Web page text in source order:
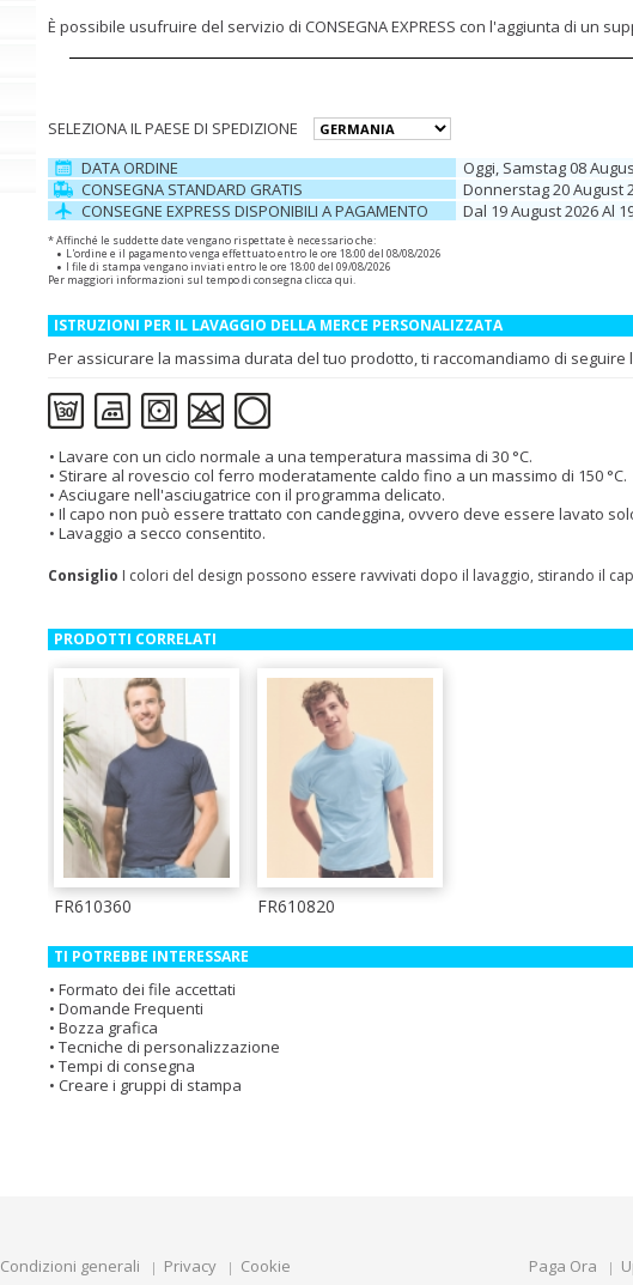
È possibile usufruire del servizio di CONSEGNA EXPRESS con l'aggiunta di un
SELEZIONA IL PAESE DI SPEDIZIONE
DATA ORDINE
Oggi, Samstag 08
CONSEGNA STANDARD GRATIS
Donnerstag 20 August
CONSEGNE EXPRESS DISPONIBILI A PAGAMENTO
Dal 19 August 2026 Al
* Affinché le suddette date vengano rispettate è necessario che:
L'ordine e il pagamento venga effettuato entro le ore 18:00 del 08/08/2026
I file di stampa vengano inviati entro le ore 18:00 del 09/08/2026
Per maggiori informazioni sul tempo di consegna clicca qui.
ISTRUZIONI PER IL LAVAGGIO DELLA MERCE PERSONALIZZATA
Per assicurare la massima durata del tuo prodotto, ti raccomandiamo di seguire
Lavare con un ciclo normale a una temperatura massima di 30 °C.
Stirare al rovescio col ferro moderatamente caldo fino a un massimo di 150 °C.
Asciugare nell'asciugatrice con il programma delicato.
Il capo non può essere trattato con candeggina, ovvero deve essere lavato
Lavaggio a secco consentito.
Consiglio I colori del design possono essere ravvivati dopo il lavaggio, stirando il
PRODOTTI CORRELATI
FR610360 FR610820
TI POTREBBE INTERESSARE
Formato dei file accettati
Domande Frequenti
Bozza grafica
Tecniche di personalizzazione
Tempi di consegna
Creare i gruppi di stampa
Condizioni generali Privacy Cookie Paga Ora